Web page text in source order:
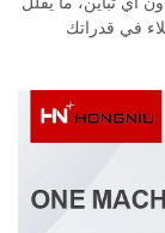
في قدراتك